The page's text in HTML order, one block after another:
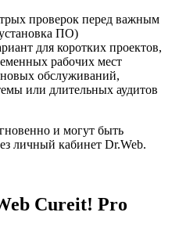
проверок перед важным
ПО)
для коротких проектов,
рабочих мест
обслуживаний,
или длительных аудитов
и могут быть
личный кабинет Dr.Web.
Cureit! Pro